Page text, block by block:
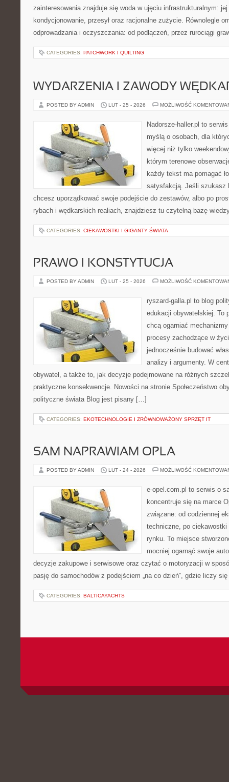
zainteresowania znajduje się woda w ujęciu infrastrukturalnym:
kondycjonowanie, przesył oraz racjonalne zużycie. Równolegle
odprowadzania i oczyszczania: od podłączeń, przez rurociągi
CATEGORIES: PATCHWORK I QUILTING
WYDARZENIA I ZAWODY
POSTED BY ADMIN LUT - 25 - 2026 MOŻLIWOŚĆ
Nadorsze-haller.pl to
myślą o osobach, dla
więcej niż tylko
którym terenowe
każdy tekst ma pomagać
satysfakcją. Jeśli szukasz
chcesz uporządkować swoje podejście do zestawów, albo po
rybach i wędkarskich realiach, znajdziesz tu czytelną bazę
CATEGORIES: CIEKAWOSTKI I GIGANTY ŚWIATA
PRAWO I KONSTYTUCJA
POSTED BY ADMIN LUT - 25 - 2026 MOŻLIWOŚĆ
ryszard-galla.pl to blog
edukacji obywatelskiej. To
chcą ogarniać
procesy zachodzące w
jednocześnie budować
analizy i argumenty. W
obywatel, a także to, jak decyzje podejmowane na różnych
praktyczne konsekwencje. Nowości na stronie Społeczeństwo
polityczne świata Blog jest pisany […]
CATEGORIES: EKOTECHNOLOGIE I ZRÓWNOWAŻONY SPRZĘT IT
SAM NAPRAWIAM OPLA
POSTED BY ADMIN LUT - 24 - 2026 MOŻLIWOŚĆ
e-opel.com.pl to serwis o
koncentruje się na marce
związane: od codziennej
techniczne, po
rynku. To miejsce
mocniej ogarnąć swoje
decyzje zakupowe i serwisowe oraz czytać o motoryzacji w
pasję do samochodów z podejściem „na co dzień”, gdzie liczy
CATEGORIES: BALTICAYACHTS